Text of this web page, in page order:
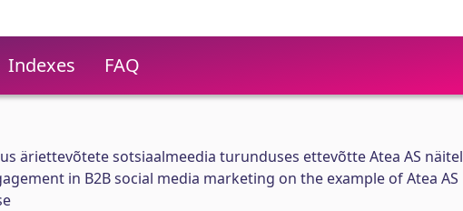
Indexes FAQ
äriettevõtete sotsiaalmeedia turunduses ettevõtte Atea AS näitel
in B2B social media marketing on the example of Atea AS